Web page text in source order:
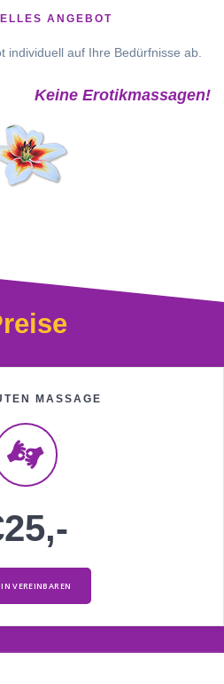
ANGEBOT
individuell auf Ihre Bedürfnisse ab.
Keine Erotikmassagen!
MASSAGE
VEREINBAREN